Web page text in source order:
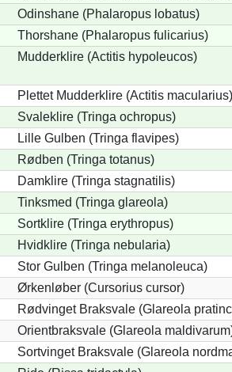
Odinshane (Phalaropus lobatus)
Thorshane (Phalaropus fulicarius)
Mudderklire (Actitis hypoleucos)
Plettet Mudderklire (Actitis macularius)
Svaleklire (Tringa ochropus)
Lille Gulben (Tringa flavipes)
Rødben (Tringa totanus)
Damklire (Tringa stagnatilis)
Tinksmed (Tringa glareola)
Sortklire (Tringa erythropus)
Hvidklire (Tringa nebularia)
Stor Gulben (Tringa melanoleuca)
Ørkenløber (Cursorius cursor)
Rødvinget Braksvale (Glareola
Orientbraksvale (Glareola
Sortvinget Braksvale (Glareola